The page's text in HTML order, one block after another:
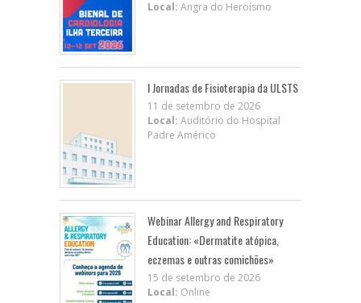
Local: Angra do Heroísmo
I Jornadas de Fisioterapia da ULSTS
11 de setembro de 2026
Local: Auditório do Hospital
Padre Américo
Webinar Allergy and Respiratory
Education: «Dermatite atópica,
eczemas e outras comichões»
15 de setembro de 2026
Local: Online